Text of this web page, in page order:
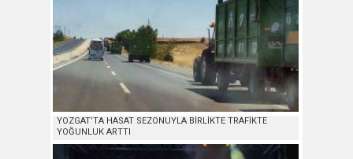
YOZGAT’TA HASAT SEZONUYLA BİRLİKTE TRAFİKTE
YOĞUNLUK ARTTI